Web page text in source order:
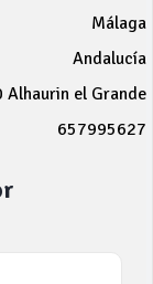
Málaga
Andalucía
el Grande
657995627